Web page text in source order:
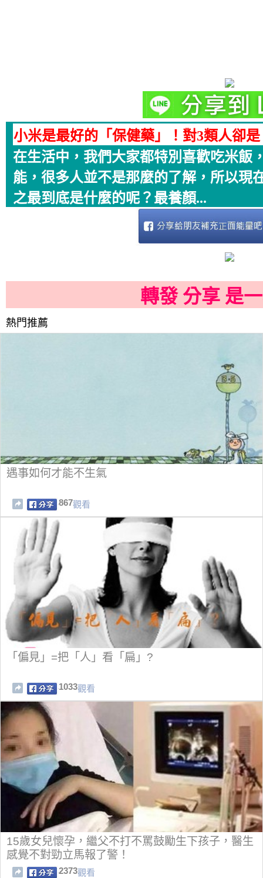
小米是最好的「保健藥」！對3類人卻
在生活中，我們大家都特別喜歡吃米飯
能，很多人並不是那麼的了解，所以現
之最到底是什麼的呢？最養顏...
轉發 分享 是
熱門推薦
遇事如何才能不生氣
867觀看
「偏見」=把「人」看「扁」?
1033觀看
15歲女兒懷孕，繼父不打不罵鼓勵生下孩子，醫生
感覺不對勁立馬報了警！
2373觀看